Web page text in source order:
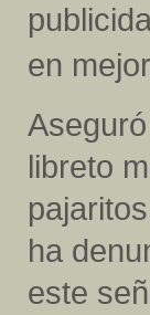
en
libreto
ha
este